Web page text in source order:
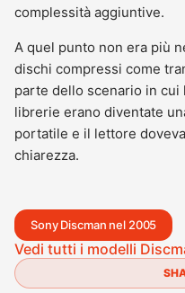
complessità aggiuntive.
A quel punto non era più
dischi compressi come
parte dello scenario in
librerie erano diventate
portatile e il lettore
chiarezza.
Sony Discman nel 2005
Vedi tutti i modelli